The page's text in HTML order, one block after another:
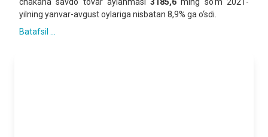
yilning yanvar-avgust oylariga nisbatan 8,9% ga o‘sdi.
Batafsil ...